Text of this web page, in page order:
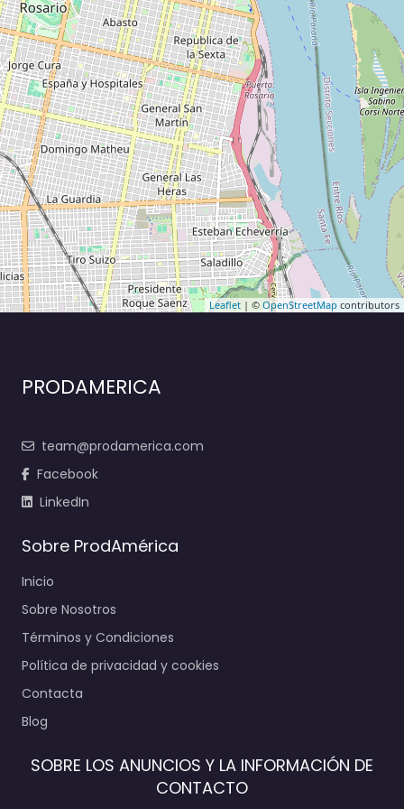
Leaflet | © OpenStreetMap contributors
PRODAMERICA
team@prodamerica.com
Facebook
LinkedIn
Sobre ProdAmérica
Inicio
Sobre Nosotros
Términos y Condiciones
Política de privacidad y cookies
Contacta
Blog
SOBRE LOS ANUNCIOS Y LA INFORMACIÓN DE
CONTACTO